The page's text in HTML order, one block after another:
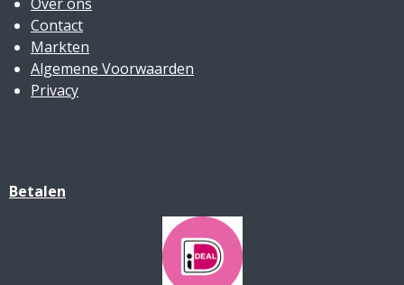
Contact
Markten
Algemene Voorwaarden
Privacy
Betalen